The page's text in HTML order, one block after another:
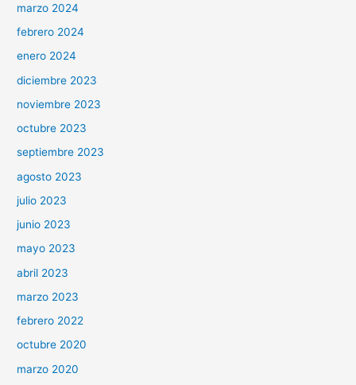
marzo 2024
febrero 2024
enero 2024
diciembre 2023
noviembre 2023
octubre 2023
septiembre 2023
agosto 2023
julio 2023
junio 2023
mayo 2023
abril 2023
marzo 2023
febrero 2022
octubre 2020
marzo 2020